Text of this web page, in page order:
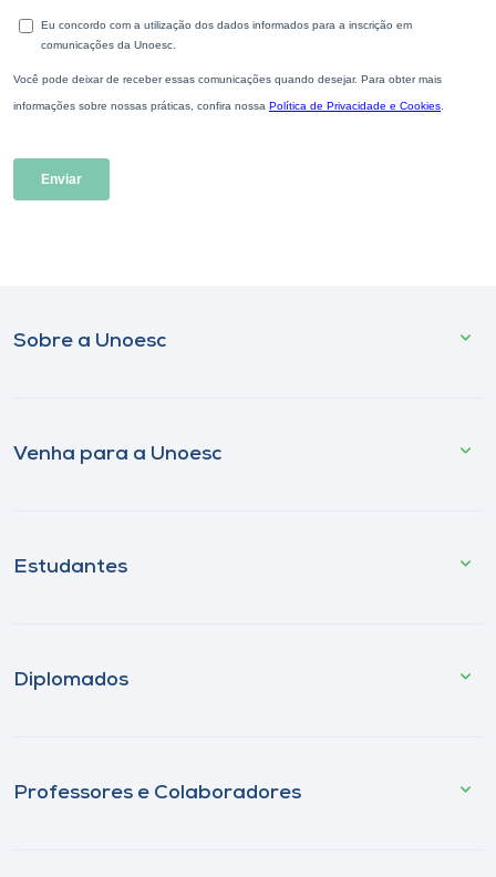
Sobre a Unoesc
Venha para a Unoesc
Estudantes
Diplomados
Professores e Colaboradores